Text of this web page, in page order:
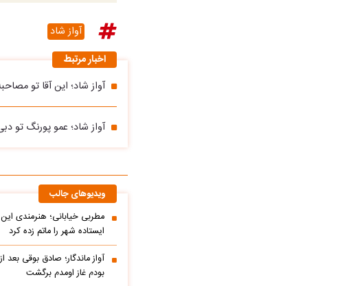
آواز شاد
اخبار مرتبط
آواز شاد؛ این آقا تو
آواز شاد؛ عمو پورنگ تو
ویدیوهای جالب
مطربی خیابانی؛ هنرمندی این
ایستاده شهر را ماتم زده کرد
آواز ماندگار؛ صادق بوقی بعد
بودم غاز اومدم برگشت